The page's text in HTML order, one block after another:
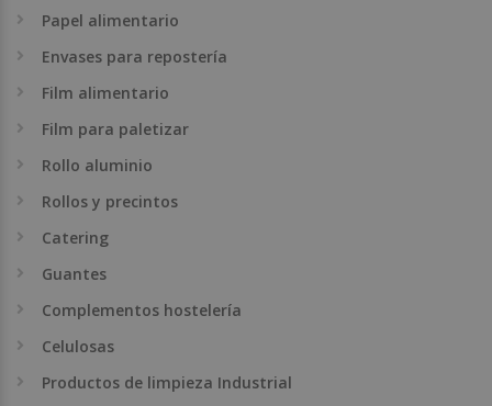
Papel alimentario
Envases para repostería
Film alimentario
Film para paletizar
Rollo aluminio
Rollos y precintos
Catering
Guantes
Complementos hostelería
Celulosas
Productos de limpieza Industrial